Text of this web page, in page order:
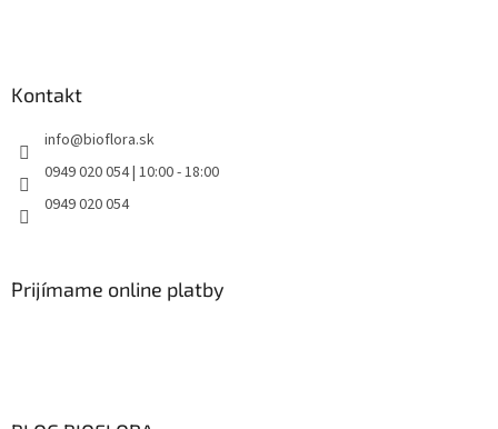
Kontakt
info@bioflora.sk
0949 020 054 | 10:00 - 18:00
0949 020 054
Prijímame online platby